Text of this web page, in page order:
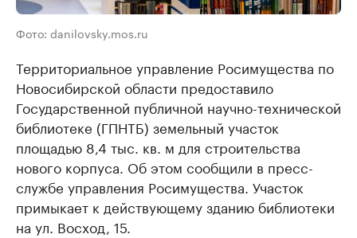
Фото: danilovsky.mos.ru
Территориальное управление Росимущества по
Новосибирской области предоставило
Государственной публичной научно-технической
библиотеке (ГПНТБ) земельный участок
площадью 8,4 тыс. кв. м для строительства
нового корпуса. Об этом сообщили в пресс-
службе управления Росимущества. Участок
примыкает к действующему зданию библиотеки
на ул. Восход, 15.